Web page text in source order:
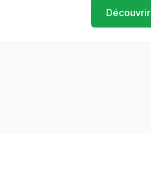
Découvrir